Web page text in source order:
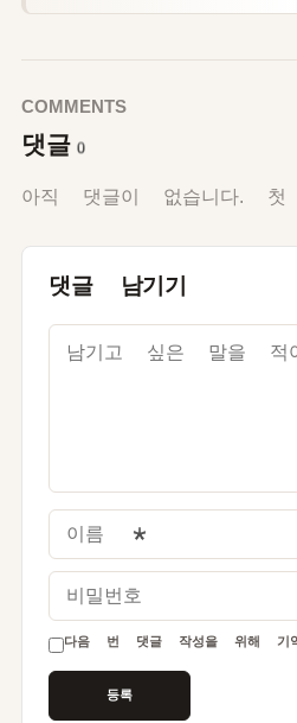
COMMENTS
댓글 0
아직 댓글이 없습니다. 첫
댓글 남기기
이름
비밀번호
다음 번 댓글 작성을 위해 기억